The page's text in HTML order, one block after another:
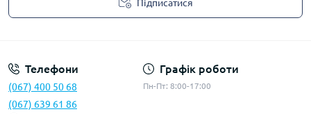
Підписатися
Телефони
(067) 400 50 68
(067) 639 61 86
Графік роботи
Пн-Пт: 8:00-17:00